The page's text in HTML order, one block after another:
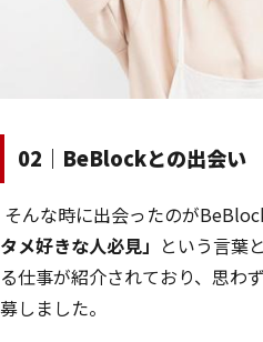
02｜BeBlockとの出会い
そんな時に出会ったのが
タメ好きな人必見」 という言葉
る仕事が紹介されており、思わ
募しました。